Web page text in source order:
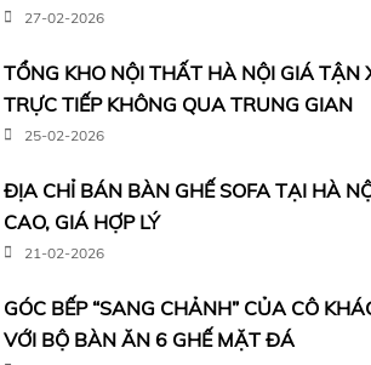
27-02-2026
TỔNG KHO NỘI THẤT HÀ NỘI GIÁ TẬN
TRỰC TIẾP KHÔNG QUA TRUNG GIAN
25-02-2026
ĐỊA CHỈ BÁN BÀN GHẾ SOFA TẠI HÀ
CAO, GIÁ HỢP LÝ
21-02-2026
GÓC BẾP “SANG CHẢNH” CỦA CÔ
VỚI BỘ BÀN ĂN 6 GHẾ MẶT ĐÁ